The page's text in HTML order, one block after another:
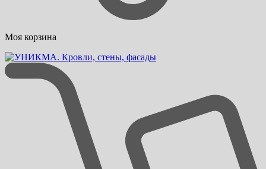
Моя корзина